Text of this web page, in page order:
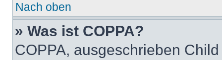
Nach oben
» Was ist COPPA?
COPPA, ausgeschrieben